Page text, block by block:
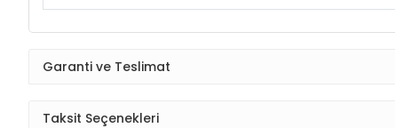
Garanti ve Teslimat
Taksit Seçenekleri